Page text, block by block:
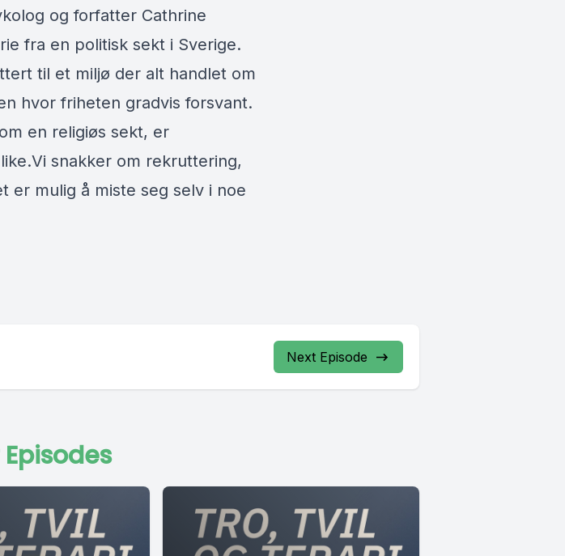
og forfatter Cathrine
fra en politisk sekt i Sverige.
til et miljø der alt handlet om
hvor friheten gradvis forsvant.
en religiøs sekt, er
snakker om rekruttering,
er mulig å miste seg selv i noe
Next Episode